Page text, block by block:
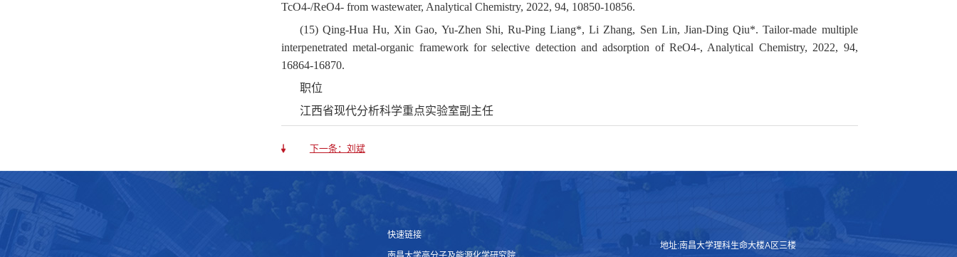
TcO4-/ReO4- from wastewater, Analytical Chemistry, 2022, 94, 10850-10856.
(15) Qing-Hua Hu, Xin Gao, Yu-Zhen Shi, Ru-Ping Liang*, Li Zhang, Sen Lin, Jian-Ding Qiu*. Tailor-made multiple
interpenetrated metal-organic framework for selective detection and adsorption of ReO4-, Analytical Chemistry, 2022, 94,
16864-16870.
职位
江西省现代分析科学重点实验室副主任
下一条：刘斌
快速链接
地址:南昌大学理科生命大楼A区三楼